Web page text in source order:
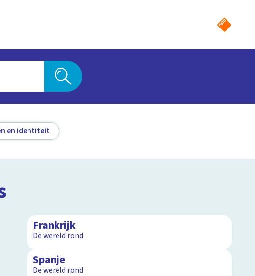
en identiteit
Frankrijk
De wereld rond
Spanje
De wereld rond
4:53